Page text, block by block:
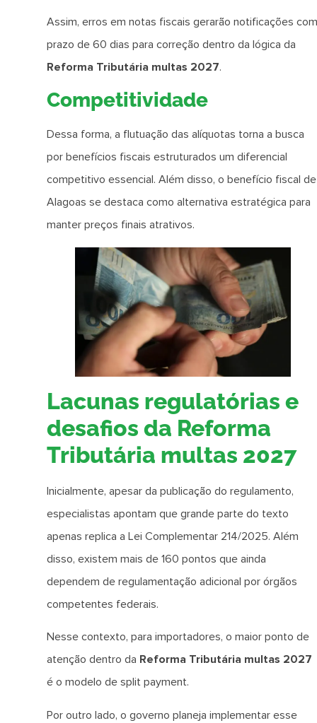
Assim, erros em notas fiscais gerarão notificações com
prazo de 60 dias para correção dentro da lógica da
Reforma Tributária multas 2027.
Competitividade
Dessa forma, a flutuação das alíquotas torna a busca
por benefícios fiscais estruturados um diferencial
competitivo essencial. Além disso, o benefício fiscal de
Alagoas se destaca como alternativa estratégica para
manter preços finais atrativos.
Lacunas regulatórias e
desafios da Reforma
Tributária multas 2027
Inicialmente, apesar da publicação do regulamento,
especialistas apontam que grande parte do texto
apenas replica a Lei Complementar 214/2025. Além
disso, existem mais de 160 pontos que ainda
dependem de regulamentação adicional por órgãos
competentes federais.
Nesse contexto, para importadores, o maior ponto de
atenção dentro da Reforma Tributária multas 2027
é o modelo de split payment.
Por outro lado, o governo planeja implementar esse